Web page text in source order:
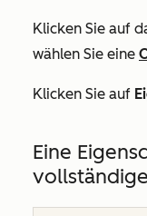
Klicken Sie auf
wählen Sie eine
Klicken Sie auf
Eine